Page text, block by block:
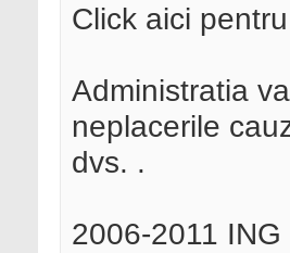
Click aici
Administratia
neplacerile
dvs. .
2006-2011